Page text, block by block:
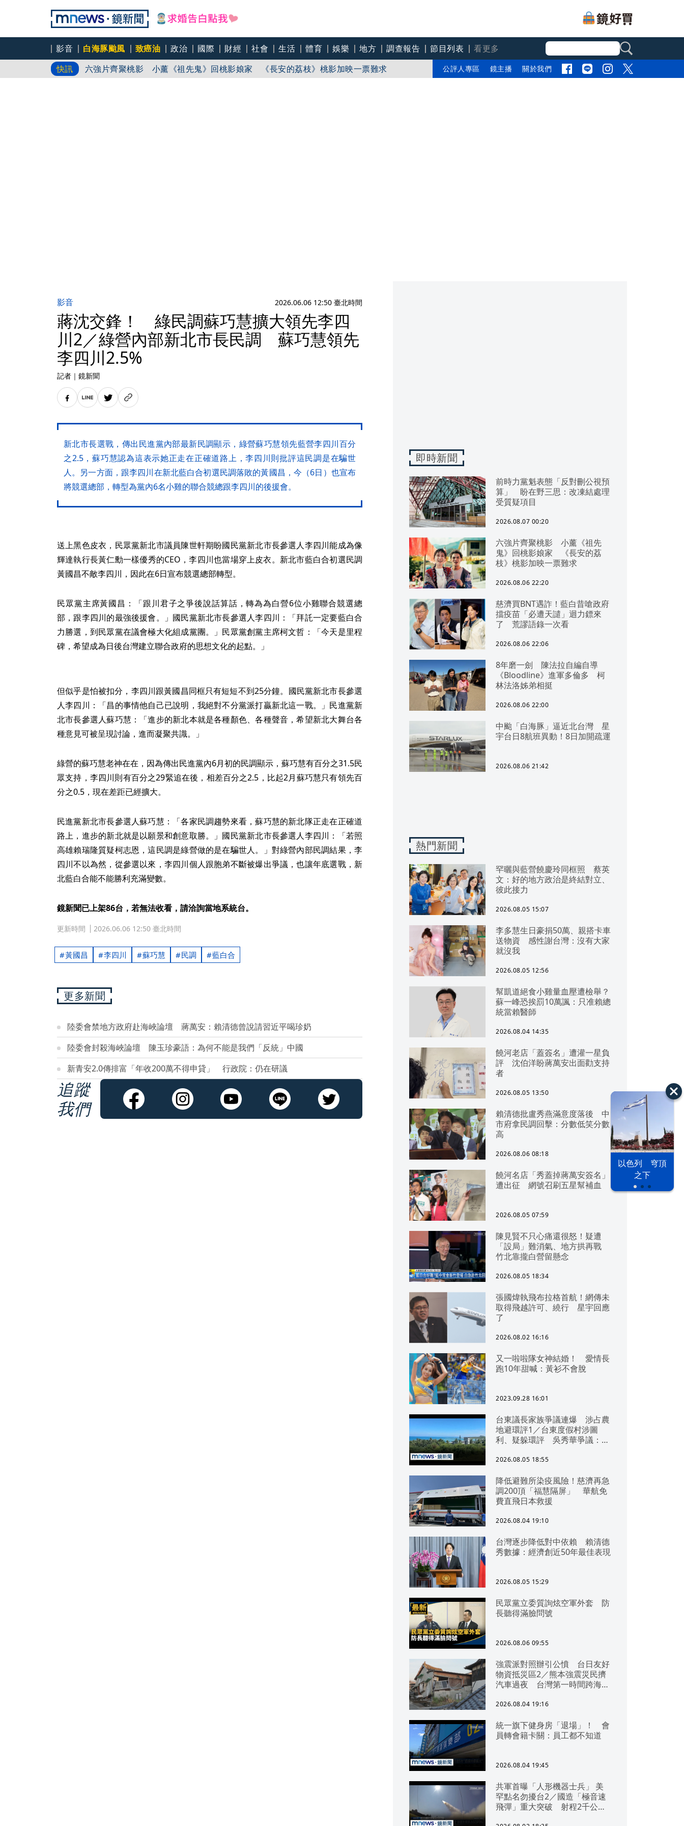
影音 白海豚颱風 致癌油 政治 國際 財經 社會 生活 體育 娛樂 地方 調查報告 節目列表
看更多
快訊
前時力黨魁表態「反對刪公視預算」 盼在野三思：改凍結處理受質疑項目
六強片齊聚桃影 小薰《祖先鬼》回桃影娘家 《長安的荔枝》桃影加映一票難求
公評人專區 鏡主播 關於我們
以色列 穹頂
之下
影音 2026.06.06 12:50 臺北時間
蔣沈交鋒！ 綠民調蘇巧慧擴大領先李四
川2／綠營內部新北市長民調 蘇巧慧領先
李四川2.5%
記者 ｜ 鏡新聞
新北市長選戰，傳出民進黨內部最新民調顯示，綠營蘇巧慧領先藍營李四川百分
之2.5，蘇巧慧認為這表示她正走在正確道路上，李四川則批評這民調是在騙世
人。另一方面，跟李四川在新北藍白合初選民調落敗的黃國昌，今（6日）也宣布
將競選總部，轉型為黨內6名小雞的聯合競總跟李四川的後援會。
送上黑色皮衣，民眾黨新北市議員陳世軒期盼國民黨新北市長參選人李四川能成為像
輝達執行長黃仁勳一樣優秀的CEO，李四川也當場穿上皮衣。新北市藍白合初選民調
黃國昌不敵李四川，因此在6日宣布競選總部轉型。
民眾黨主席黃國昌：「跟川君子之爭後說話算話，轉為為白營6位小雞聯合競選總
部，跟李四川的最強後援會。」國民黨新北市長參選人李四川：「拜託一定要藍白合
力勝選，到民眾黨在議會極大化組成黨團。」民眾黨創黨主席柯文哲：「今天是里程
碑，希望成為日後台灣建立聯合政府的思想文化的起點。」
但似乎是怕被扣分，李四川跟黃國昌同框只有短短不到25分鐘。國民黨新北市長參選
人李四川：「昌的事情他自己已說明，我絕對不分黨派打贏新北這一戰。」民進黨新
北市長參選人蘇巧慧：「進步的新北本就是各種顏色、各種聲音，希望新北大舞台各
種意見可被呈現討論，進而凝聚共識。」
綠營的蘇巧慧老神在在，因為傳出民進黨內6月初的民調顯示，蘇巧慧有百分之31.5民
眾支持，李四川則有百分之29緊追在後，相差百分之2.5，比起2月蘇巧慧只有領先百
分之0.5，現在差距已經擴大。
民進黨新北市長參選人蘇巧慧：「各家民調趨勢來看，蘇巧慧的新北隊正走在正確道
路上，進步的新北就是以願景和創意取勝。」國民黨新北市長參選人李四川：「若照
高雄賴瑞隆質疑柯志恩，這民調是綠營做的是在騙世人。」對綠營內部民調結果，李
四川不以為然，從參選以來，李四川個人跟胞弟不斷被爆出爭議，也讓年底選戰，新
北藍白合能不能勝利充滿變數。
鏡新聞已上架86台，若無法收看，請洽詢當地系統台。
更新時間 2026.06.06 12:50 臺北時間
黃國昌 李四川 蘇巧慧 民調 藍白合
更多新聞
陸委會禁地方政府赴海峽論壇 蔣萬安：賴清德曾說請習近平喝珍奶
陸委會封殺海峽論壇 陳玉珍豪語：為何不能是我們「反統」中國
新青安2.0傳排富「年收200萬不得申貸」 行政院：仍在研議
追蹤
我們
即時新聞
前時力黨魁表態「反對刪公視預
算」 盼在野三思：改凍結處理
受質疑項目
2026.08.07 00:20
六強片齊聚桃影 小薰《祖先
鬼》回桃影娘家 《長安的荔
枝》桃影加映一票難求
2026.08.06 22:20
慈濟買BNT遇詐！藍白昔嗆政府
擋疫苗「必遭天譴」迴力鏢來
了 荒謬語錄一次看
2026.08.06 22:06
8年磨一劍 陳法拉自編自導
《Bloodline》進軍多倫多 柯
林法洛姊弟相挺
2026.08.06 22:00
中颱「白海豚」逼近北台灣 星
宇台日8航班異動！8日加開疏運
2026.08.06 21:42
熱門新聞
罕曬與藍營饒慶玲同框照 蔡英
文：好的地方政治是終結對立、
彼此接力
2026.08.05 15:07
李多慧生日豪捐50萬、親搭卡車
送物資 感性謝台灣：沒有大家
就沒我
2026.08.05 12:56
幫凱道絕食小雞量血壓遭檢舉？
蘇一峰恐挨罰10萬諷：只准賴總
統當賴醫師
2026.08.04 14:35
饒河老店「蓋簽名」遭灌一星負
評 沈伯洋盼蔣萬安出面勸支持
者
2026.08.05 13:50
賴清德批盧秀燕滿意度落後 中
市府拿民調回擊：分數低笑分數
高
2026.08.06 08:18
饒河名店「秀蓋掉蔣萬安簽名」
遭出征 網號召刷五星幫補血
2026.08.05 07:59
陳見賢不只心痛還很怒！疑遭
「設局」難消氣、地方拱再戰
竹北靠攏白營留懸念
2026.08.05 18:34
張國煒執飛布拉格首航！網傳未
取得飛越許可、繞行 星宇回應
了
2026.08.02 16:16
又一啦啦隊女神結婚！ 愛情長
跑10年甜喊：黃衫不會脫
2023.09.28 16:01
台東議長家族爭議連爆 涉占農
地避環評1／台東度假村涉圖
利、疑躲環評 吳秀華爭議：概
2026.08.05 18:55
降低避難所染疫風險！慈濟再急
調200頂「福慧隔屏」 華航免
費直飛日本救援
2026.08.04 19:10
台灣逐步降低對中依賴 賴清德
秀數據：經濟創近50年最佳表現
2026.08.05 15:29
民眾黨立委質詢炫空軍外套 防
長聽得滿臉問號
2026.08.06 09:55
強震派對照辦引公憤 台日友好
物資抵災區2／熊本強震災民擠
汽車過夜 台灣第一時間跨海急
2026.08.04 19:16
統一旗下健身房「退場」！ 會
員轉會籍卡關：員工都不知道
2026.08.04 19:45
共軍首曝「人形機器士兵」 美
罕點名勿擾台2／國造「極音速
飛彈」重大突破 射程2千公里